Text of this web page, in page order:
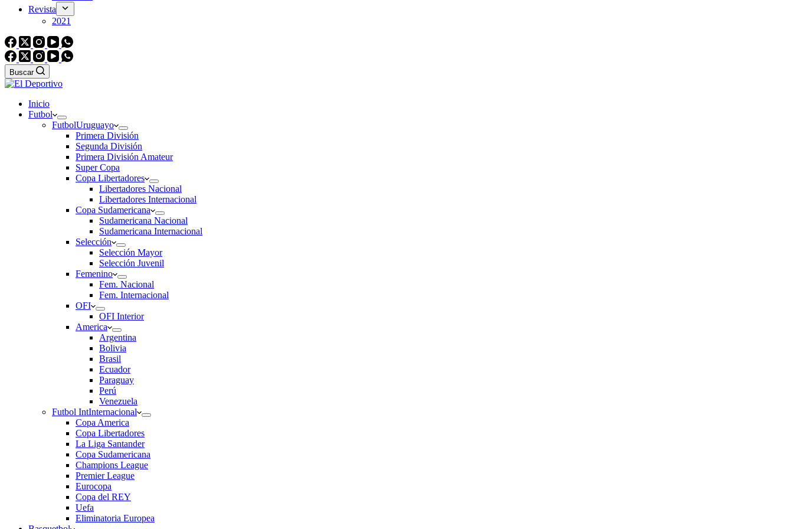
Revista
2021
Buscar
Inicio
Futbol
FutbolUruguayo
Primera División
Segunda División
Primera División Amateur
Super Copa
Copa Libertadores
Libertadores Nacional
Libertadores Internacional
Copa Sudamericana
Sudamericana Nacional
Sudamericana Internacional
Selección
Selección Mayor
Selección Juvenil
Femenino
Fem. Nacional
Fem. Internacional
OFI
OFI Interior
America
Argentina
Bolivia
Brasil
Ecuador
Paraguay
Perú
Venezuela
Futbol IntInternacional
Copa America
Copa Libertadores
La Liga Santander
Copa Sudamericana
Champions League
Premier League
Eurocopa
Copa del REY
Uefa
Eliminatoria Europea